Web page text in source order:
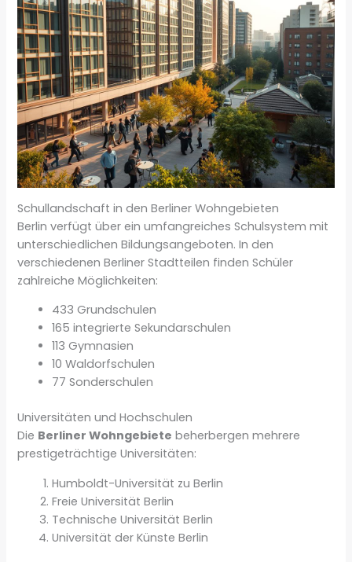
Schullandschaft in den Berliner Wohngebieten
Berlin verfügt über ein umfangreiches Schulsystem mit
unterschiedlichen Bildungsangeboten. In den
verschiedenen Berliner Stadtteilen finden Schüler
zahlreiche Möglichkeiten:
433 Grundschulen
165 integrierte Sekundarschulen
113 Gymnasien
10 Waldorfschulen
77 Sonderschulen
Universitäten und Hochschulen
Die Berliner Wohngebiete beherbergen mehrere
prestigeträchtige Universitäten:
Humboldt-Universität zu Berlin
Freie Universität Berlin
Technische Universität Berlin
Universität der Künste Berlin